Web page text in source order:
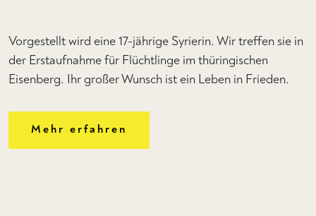
Vorgestellt wird eine 17-jährige Syrierin. Wir treffen sie in
der Erstaufnahme für Flüchtlinge im thüringischen
Eisenberg. Ihr großer Wunsch ist ein Leben in Frieden.
Mehr erfahren